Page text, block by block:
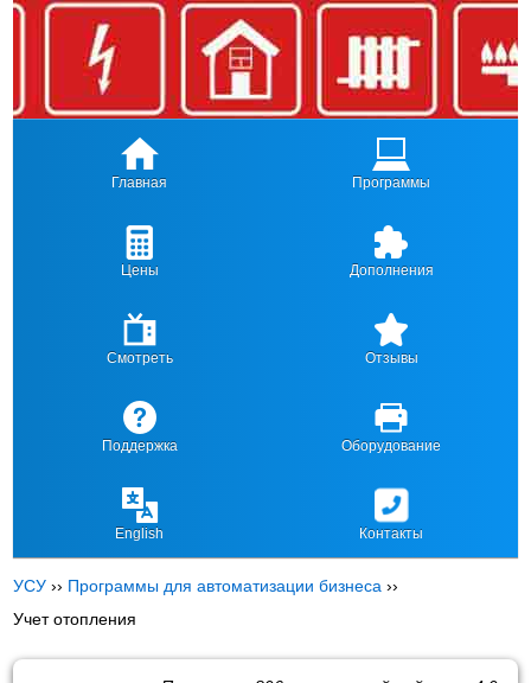
Главная Программы
Цены Дополнения
Смотреть Отзывы
Поддержка Оборудование
English Контакты
УСУ ›› Программы для автоматизации бизнеса ››
Учет отопления